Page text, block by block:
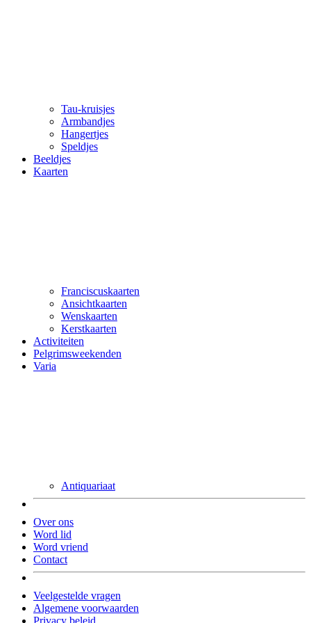
Tau-kruisjes
Armbandjes
Hangertjes
Speldjes
Beeldjes
Kaarten
Franciscuskaarten
Ansichtkaarten
Wenskaarten
Kerstkaarten
Activiteiten
Pelgrimsweekenden
Varia
Antiquariaat
Over ons
Word lid
Word vriend
Contact
Veelgestelde vragen
Algemene voorwaarden
Privacy beleid